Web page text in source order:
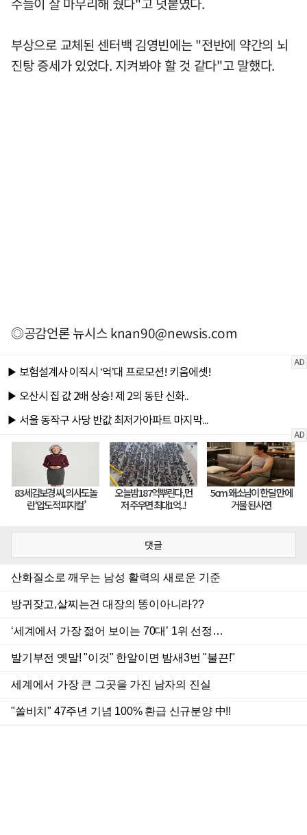
부상으로 교체된 센터백 김영빈에는 "전반에 약간의 뇌
진탕 증세가 있었다. 지켜봐야 할 것 같다"고 말했다.
◎공감언론 뉴시스knan90@newsis.com
댓글